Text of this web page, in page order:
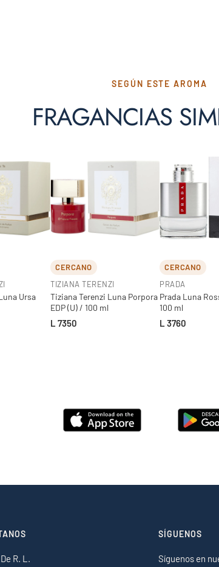
SEGÚN ESTE AROMA
FRAGANCIAS
Ursa
CERCANO
TIZIANA TERENZI
Tiziana Terenzi Luna Porpora
EDP (U) / 100 ml
L 7350
CERCANO
PRADA
Prada Luna
100 ml
L 3760
R. L.
SÍGUENOS
Síguenos en